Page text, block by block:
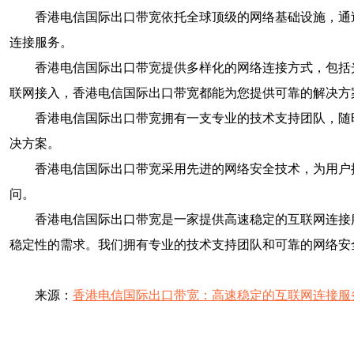
香港电信国际出口带宽依托全球顶级的网络基础设施，
连接服务。
香港电信国际出口带宽提供多样化的网络连接方式，包
联网接入，香港电信国际出口带宽都能为您提供可靠的解决方
香港电信国际出口带宽拥有一支专业的技术支持团队，
决方案。
香港电信国际出口带宽采用先进的网络安全技术，为用
问。
香港电信国际出口带宽是一家提供高速稳定的互联网连
稳定性的需求。我们拥有专业的技术支持团队和可靠的网络
来源： 香港电信国际出口带宽：高速稳定的互联网连接服